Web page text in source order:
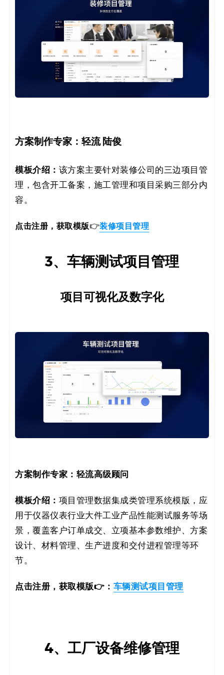
方案制作专家： 轻流 陆俊
模板介绍： 该方案主要针对装修公司的三边项目管
理，包含开工备案，施工管理和项目采购三部分内
容。
点击注册，获取模版👉装修项目管理
3、车辆测试项目管理
项目可视化及数字化
方案制作专家： 轻流高级顾问
模板介绍： 项目管理数据集成类管理系统模版，应
用于仪器仪表行业大件工业产品性能测试服务等场
景，覆盖客户订单成交、立项基本参数维护、方案
设计、材料管理、生产进度和交付进程管理等环
节。
点击注册，获取模版👉： 车辆测试项目管理
4、工厂设备维修管理